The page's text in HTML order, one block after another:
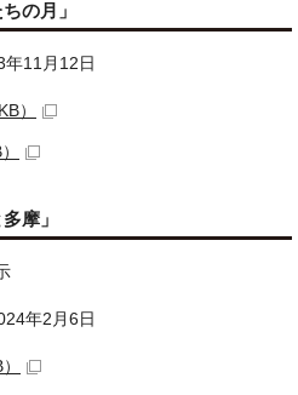
の月」
11月12日
）
摩」
年2月6日